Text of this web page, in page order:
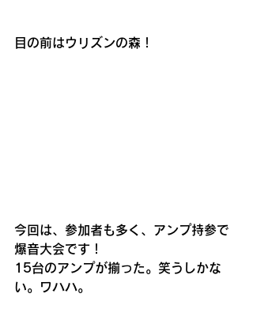
目の前はウリズンの森！
今回は、参加者も多く、アンプ持参で
爆音大会です！
15台のアンプが揃った。笑うしかな
い。ワハハ。